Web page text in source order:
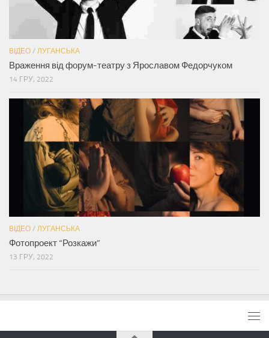
ВІДЕО / ЛУГАНСЬКА
Враження від форум-театру з Ярославом Федорчуком
14 ГРУ, 2022
ВІДЕО / ЛУГАНСЬКА
Фотопроект “Розкажи”
13 ГРУ, 2022